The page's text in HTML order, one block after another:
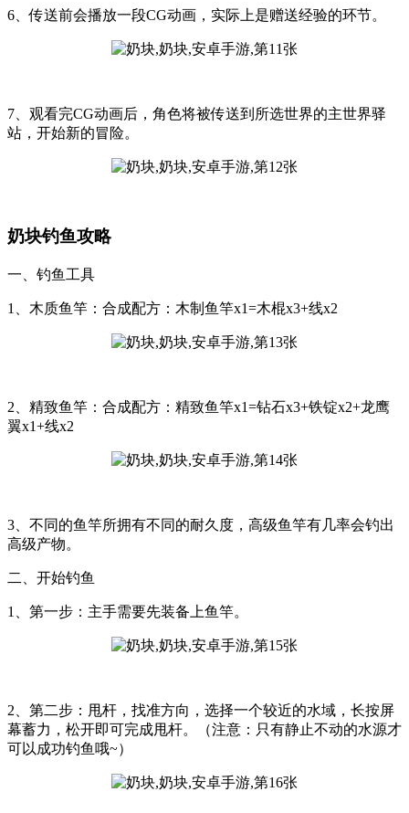
6、传送前会播放一段CG动画，实际上是赠送经验的环节。
7、观看完CG动画后，角色将被传送到所选世界的主世界驿
站，开始新的冒险。
奶块钓鱼攻略
一、钓鱼工具
1、木质鱼竿：合成配方：木制鱼竿x1=木棍x3+线x2
2、精致鱼竿：合成配方：精致鱼竿x1=钻石x3+铁锭x2+龙鹰
翼x1+线x2
3、不同的鱼竿所拥有不同的耐久度，高级鱼竿有几率会钓出
高级产物。
二、开始钓鱼
1、第一步：主手需要先装备上鱼竿。
2、第二步：甩杆，找准方向，选择一个较近的水域，长按屏
幕蓄力，松开即可完成甩杆。（注意：只有静止不动的水源才
可以成功钓鱼哦~）